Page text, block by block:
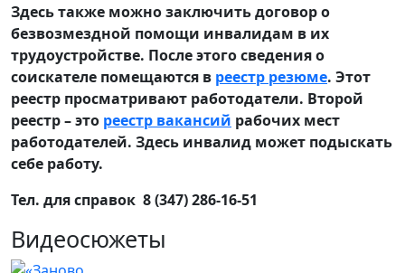
Здесь также можно заключить договор о
безвозмездной помощи инвалидам в их
трудоустройстве. После этого сведения о
соискателе помещаются в реестр резюме. Этот
реестр просматривают работодатели. Второй
реестр – это реестр вакансий рабочих мест
работодателей. Здесь инвалид может подыскать
себе работу.
Тел. для справок 8 (347) 286-16-51
Видеосюжеты